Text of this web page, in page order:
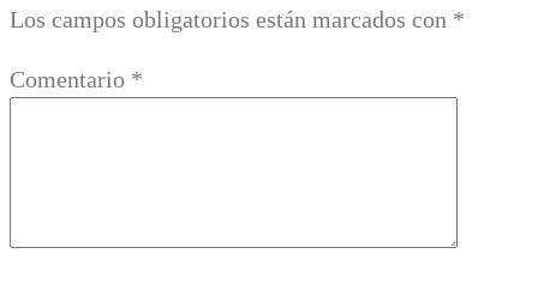
Los campos obligatorios están marcados con *
Comentario *